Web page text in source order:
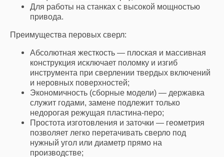
Для работы на станках с высокой мощностью
привода.
Преимущества перовых сверл:
Абсолютная жесткость — плоская и массивная
конструкция исключает поломку и изгиб
инструмента при сверлении твердых включений
и неровных поверхностей;
Экономичность (сборные модели) — державка
служит годами, замене подлежит только
недорогая режущая пластина-перо;
Простота изготовления и заточки — геометрия
позволяет легко перетачивать сверло под
нужный угол или диаметр прямо на
производстве;